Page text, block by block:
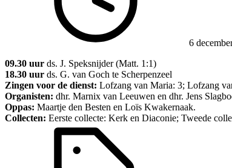
6
09.30 uur ds. J. Speksnijder (Matt. 1:1)
18.30 uur ds. G. van Goch te Scherpenzeel
Zingen voor de dienst: Lofzang van Maria: 3; Lofzang
Organisten: dhr. Marnix van Leeuwen en dhr. Jens
Oppas: Maartje den Besten en Loïs Kwakernaak.
Collecten: Eerste collecte: Kerk en Diaconie; Tweede